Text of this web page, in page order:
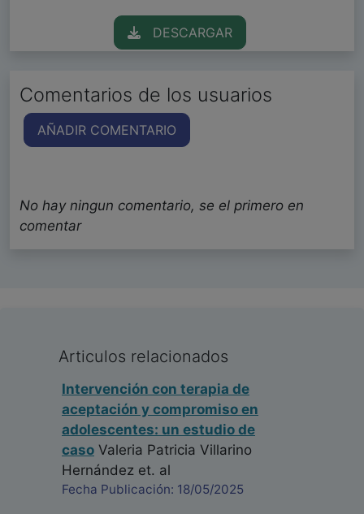
DESCARGAR
Comentarios de los usuarios
AÑADIR COMENTARIO
No hay ningun comentario, se el primero en
comentar
Articulos relacionados
Intervención con terapia de
aceptación y compromiso en
adolescentes: un estudio de
caso Valeria Patricia Villarino
Hernández et. al
Fecha Publicación: 18/05/2025